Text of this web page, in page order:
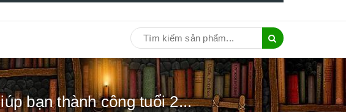
bạn thành công tuổi 2...